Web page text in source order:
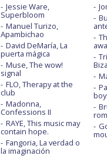
Jessie Ware,
Superbloom
Manuel Turizo,
Apambichao
David DeMaría, La
puerta mágica
Muse, The wow!
signal
FLO, Therapy at the
club
Madonna,
Confessions II
RAYE, This music may
contain hope.
Fangoria, La verdad o
la imaginación